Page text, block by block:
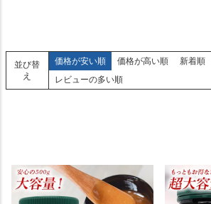
並び替
え
価格が安い順 価格が高い順 新着順
レビューの多い順